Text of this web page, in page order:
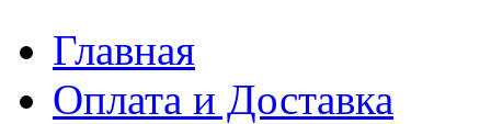
Главная
Оплата и Доставка